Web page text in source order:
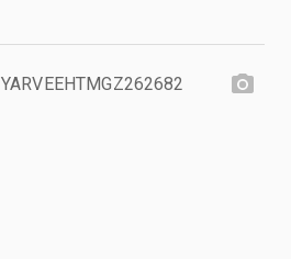
YARVEEHTMGZ262682